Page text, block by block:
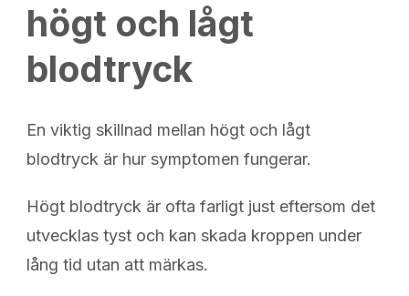
högt och lågt
blodtryck
En viktig skillnad mellan högt och lågt
blodtryck är hur symptomen fungerar.
Högt blodtryck är ofta farligt just eftersom det
utvecklas tyst och kan skada kroppen under
lång tid utan att märkas.